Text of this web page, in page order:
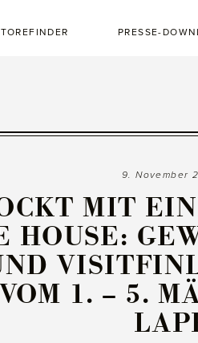
PRESSE-
9. November
MIT
HOUSE:
1. – 5.